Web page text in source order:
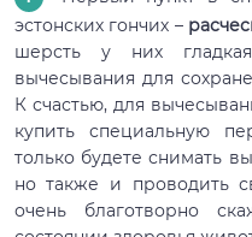
эстонских гончих –
шерсть у них
вычесывания для
К счастью, для
купить специальную
только будете снимать
но также и проводить
очень благотворно